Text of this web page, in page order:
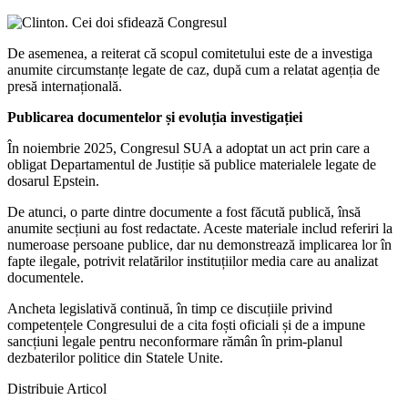
De asemenea, a reiterat că scopul comitetului este de a investiga
anumite circumstanțe legate de caz, după cum a relatat agenția de
presă internațională.
Publicarea documentelor și evoluția investigației
În noiembrie 2025, Congresul SUA a adoptat un act prin care a
obligat Departamentul de Justiție să publice materialele legate de
dosarul Epstein.
De atunci, o parte dintre documente a fost făcută publică, însă
anumite secțiuni au fost redactate. Aceste materiale includ referiri la
numeroase persoane publice, dar nu demonstrează implicarea lor în
fapte ilegale, potrivit relatărilor instituțiilor media care au analizat
documentele.
Ancheta legislativă continuă, în timp ce discuțiile privind
competențele Congresului de a cita foști oficiali și de a impune
sancțiuni legale pentru neconformare rămân în prim-planul
dezbaterilor politice din Statele Unite.
Distribuie Articol